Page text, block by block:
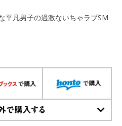
平凡男子の過激ないちゃラブSM